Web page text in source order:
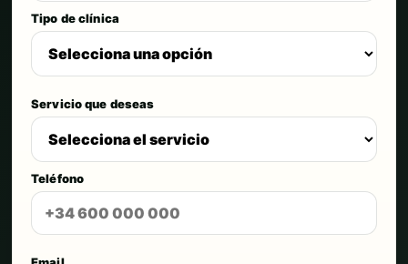
Tipo de clínica
Servicio que deseas
Teléfono